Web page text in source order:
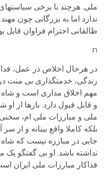
ملی. هرچند با برخی
ندارد اما به بزرگانی چون
طالقانی احترام فراوان
n
در هرحال اخلاص در عمل،
زندگی، خدمتگذاری بی منت
مهم اخلاق مداری است و
و قابل قبول دارد. بارها از
ملی و مبارزات ملی ام،
بلکه کاملا واقع بینانه و
جایی در مبارزه نیست که
نداشته باشد. او بی گفتگو یک
فداکار مبارزات ملی ایران